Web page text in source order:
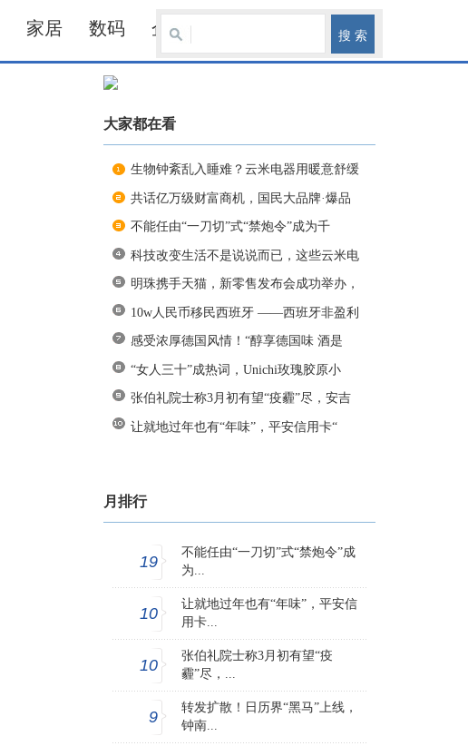
家居 数码 企业
大家都在看
生物钟紊乱入睡难？云米电器用暖意舒缓
共话亿万级财富商机，国民大品牌·爆品
不能任由“一刀切”式“禁炮令”成为千
科技改变生活不是说说而已，这些云米电
明珠携手天猫，新零售发布会成功举办，
10w人民币移民西班牙 ——西班牙非盈利
感受浓厚德国风情！“醇享德国味 酒是
“女人三十”成热词，Unichi玫瑰胶原小
张伯礼院士称3月初有望“疫霾”尽，安吉
让就地过年也有“年味”，平安信用卡“
月排行
19
不能任由“一刀切”式“禁炮令”成
为...
10
让就地过年也有“年味”，平安信
用卡...
10
张伯礼院士称3月初有望“疫
霾”尽，...
9
转发扩散！日历界“黑马”上线，
钟南...